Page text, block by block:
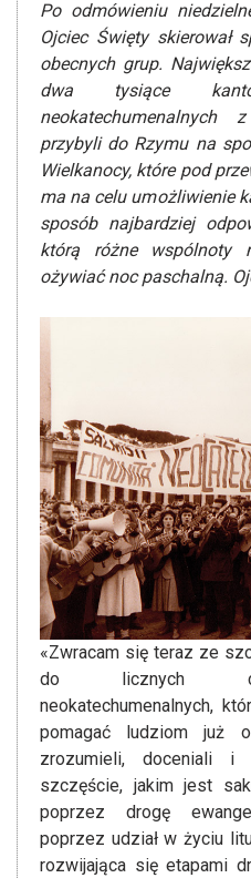
Po odmówieniu
Ojciec Święty skierował
obecnych grup.
dwa tysiące
neokatechumenalnych
przybyli do Rzymu na
Wielkanocy, które pod
ma na celu umożliwienie
sposób najbardziej
którą różne wspólnoty
ożywiać noc paschalną.
«Zwracam się teraz ze
do licznych
neokatechumenalnych,
pomagać ludziom już
zrozumieli, doceniali i
szczęście, jakim jest
poprzez drogę
poprzez udział w życiu
rozwijająca się etapami